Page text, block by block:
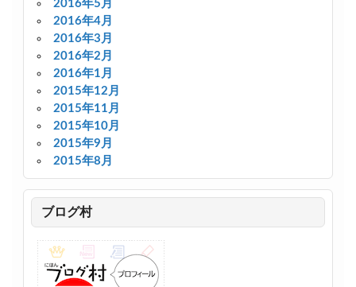
2016年5月
2016年4月
2016年3月
2016年2月
2016年1月
2015年12月
2015年11月
2015年10月
2015年9月
2015年8月
ブログ村